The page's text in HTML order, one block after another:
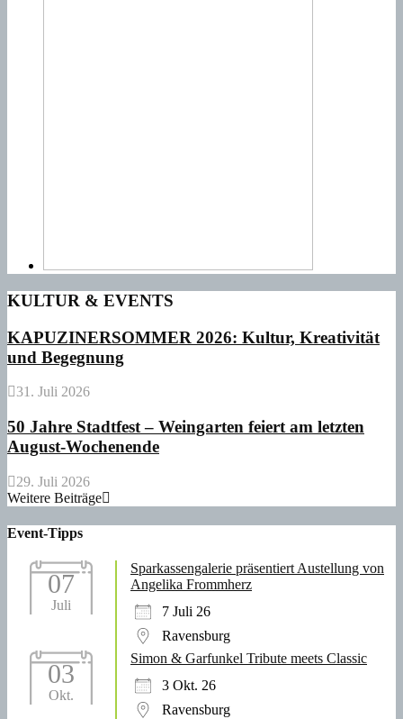
KULTUR & EVENTS
KAPUZINERSOMMER 2026: Kultur, Kreativität
und Begegnung
31. Juli 2026
50 Jahre Stadtfest – Weingarten feiert am letzten
August-Wochenende
29. Juli 2026
Weitere Beiträge
Event-Tipps
07
Juli
Sparkassengalerie präsentiert Austellung von
Angelika Frommherz
7 Juli 26
Ravensburg
03
Okt.
Simon & Garfunkel Tribute meets Classic
3 Okt. 26
Ravensburg